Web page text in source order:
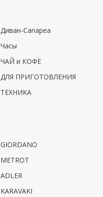
Диван-Canapea
Часы
ЧАЙ и КОФЕ
ДЛЯ ПРИГОТОВЛЕНИЯ
ТЕХНИКА
GIORDANO
METROT
ADLER
KARAVAKI